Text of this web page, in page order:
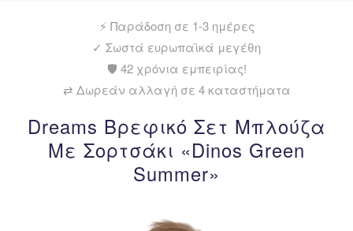
⚡ Παράδοση σε 1-3 ημέρες
✓ Σωστά ευρωπαϊκά μεγέθη
🛡️ 42 χρόνια εμπειρίας!
⇄ Δωρεάν αλλαγή σε 4 καταστήματα
Dreams Βρεφικό Σετ Μπλούζα
Με Σορτσάκι «Dinos Green
Summer»